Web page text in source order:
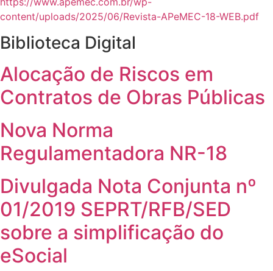
content/uploads/2025/06/Revista-APeMEC-18-WEB.pdf
Biblioteca Digital
Alocação de Riscos em
Contratos de Obras Públicas
Nova Norma
Regulamentadora NR-18
Divulgada Nota Conjunta nº
01/2019 SEPRT/RFB/SED
sobre a simplificação do
eSocial